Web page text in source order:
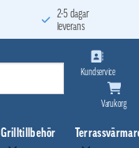
2-5 dagar
leverans
Kundservice
Varukorg
Grilltillbehör